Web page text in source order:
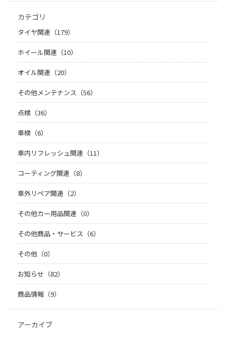
カテゴリ
タイヤ関連（179）
ホイール関連（10）
オイル関連（20）
その他メンテナンス（56）
点検（36）
車検（6）
車内リフレッシュ関連（11）
コーティング関連（8）
車外リペア関連（2）
その他カー用品関連（0）
その他商品・サービス（6）
その他（0）
お知らせ（82）
商品情報（9）
アーカイブ